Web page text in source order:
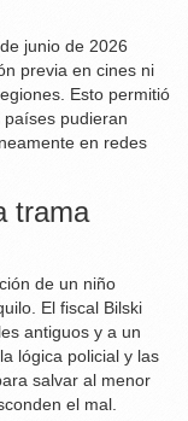
junio de 2026
previa en cines ni
Esto permitió
pudieran
en redes
trama
de un niño
El fiscal Bilski
antiguos y a un
lógica policial y las
salvar al menor
el mal.